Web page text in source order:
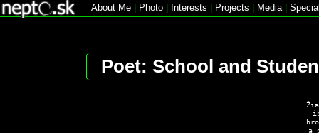
About Me Photo Interests Projects Media|
Poet: School and
a